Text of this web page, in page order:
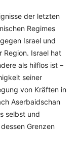
der letzten
Regimes
Israel und
Region. Israel hat
als hilflos ist –
seiner
von Kräften in
Aserbaidschan
selbst und
Grenzen